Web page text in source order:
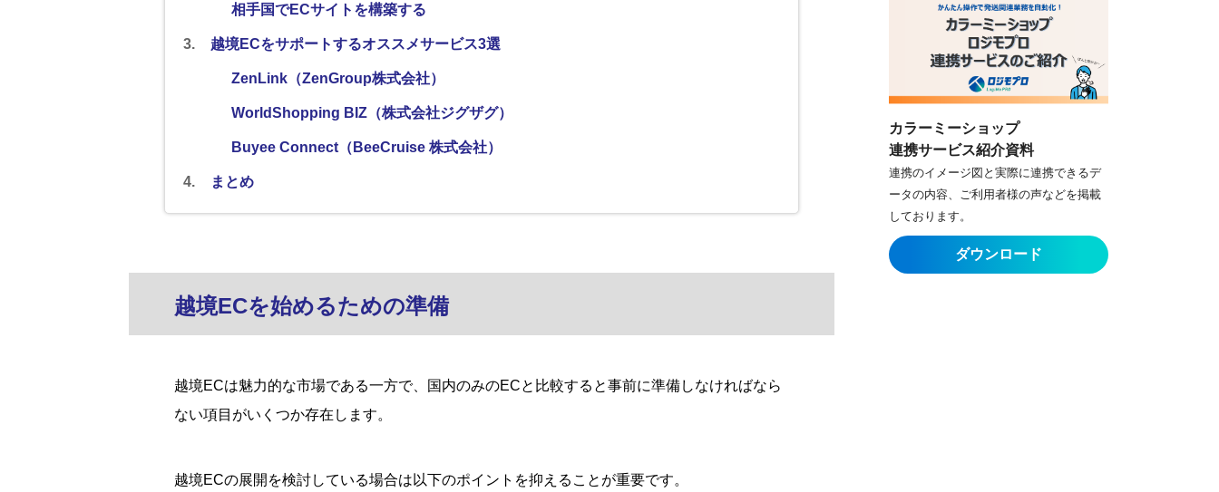
相手国でECサイトを構築する
越境ECをサポートするオススメサービス3選
ZenLink（ZenGroup株式会社）
WorldShopping BIZ（株式会社ジグザグ）
Buyee Connect（BeeCruise 株式会社）
まとめ
越境ECを始めるための準備
越境ECは魅力的な市場である一方で、国内のみのECと比較すると事前に準備しなければなら
ない項目がいくつか存在します。
越境ECの展開を検討している場合は以下のポイントを抑えることが重要です。
カラーミーショップ
連携サービス紹介資料
連携のイメージ図と実際に連携できるデ
ータの内容、ご利用者様の声などを掲載
しております。